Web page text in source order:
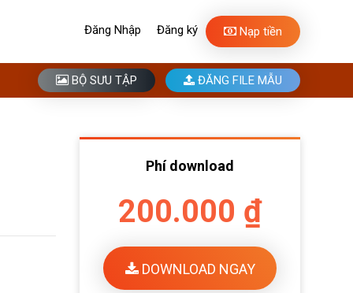
Đăng Nhập Đăng ký Nạp tiền
BỘ SƯU TẬP ĐĂNG FILE MẪU
Phí download
200.000 ₫
DOWNLOAD NGAY